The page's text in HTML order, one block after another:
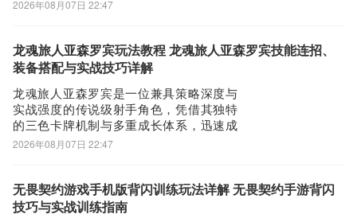
问网页下载也是可以的，下面就为大家介绍下手机网页怎么下载最新
HelloTalk6.3.90
首先，我们手机里要有一个浏览器，小编比较喜欢用UC浏览器，当
然可以用手机都是自带网页浏览器的，我这边使用的是华为手机下载
最新HelloTalk
打开UC浏览器或者自带浏览器，我们在地址栏上直接输入最新
HelloTalk下载安装或者最新HelloTalkAPP下载。然后点击搜索，我
力。武器基础属性为674点攻击力与22.1%
暴击率。核心被动名为“雪鷎的终幕舞”：装
2026年08月07日 22:47
龙魂旅人亚森罗宾玩法教程 龙魂旅人亚森罗宾技能连招、
装备搭配与实战技巧详解
龙魂旅人亚森罗宾是一位兼具策略深度与
实战强度的传说级射手角色，凭借其独特
的三色卡牌机制与多重成长体系，迅速成
为玩家关注焦点。对于新接触该角色的玩
具备双重收益：当自身承受一定量伤害
后，可触发1秒不可选中状态，并恢复生命
2026年08月07日 22:47
无畏契约游戏手机版背闪训练玩法详解 无畏契约手游背闪
技巧与实战训练指南